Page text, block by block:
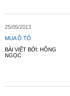
25/05/2013
MUA Ô TÔ
BÀI VIẾT BỞI: HỒNG
NGỌC